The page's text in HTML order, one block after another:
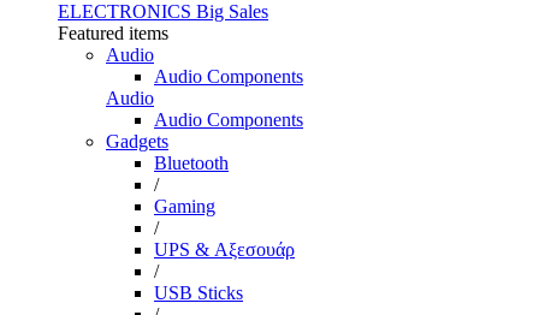
ELECTRONICS Big Sales
Featured items
Audio
Audio Components
Audio
Audio Components
Gadgets
Bluetooth
/
Gaming
/
UPS & Αξεσουάρ
/
USB Sticks